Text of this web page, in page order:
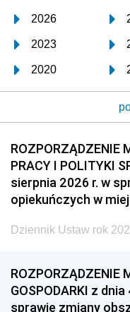
2026
2023
2020
2017
2014
2011
2008
2005
1996
1993
ROZPORZĄDZENIE
PRACY I POLITYKI
sierpnia 2026 r. w
opiekuńczych w
Dziennik Ustaw rok
ROZPORZĄDZENIE
GOSPODARKI z
sprawie zmiany